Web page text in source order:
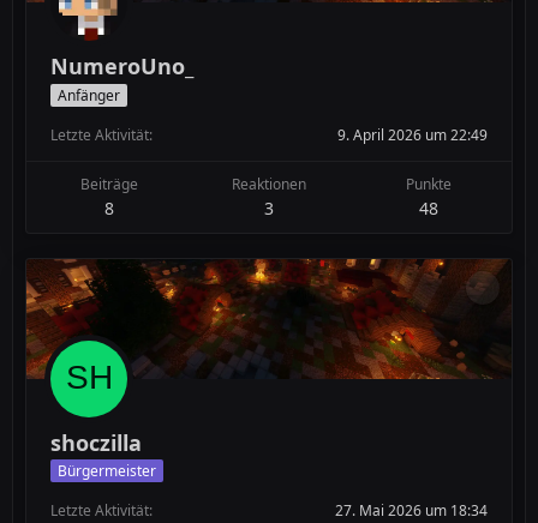
NumeroUno_
Anfänger
Letzte Aktivität
9. April 2026 um 22:49
Beiträge
8
Reaktionen
3
Punkte
48
shoczilla
Bürgermeister
Letzte Aktivität
27. Mai 2026 um 18:34